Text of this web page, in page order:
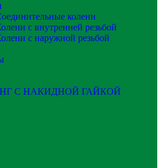
колени
с внутренней резьбой
с наружной резьбой
С НАКИДНОЙ ГАЙКОЙ